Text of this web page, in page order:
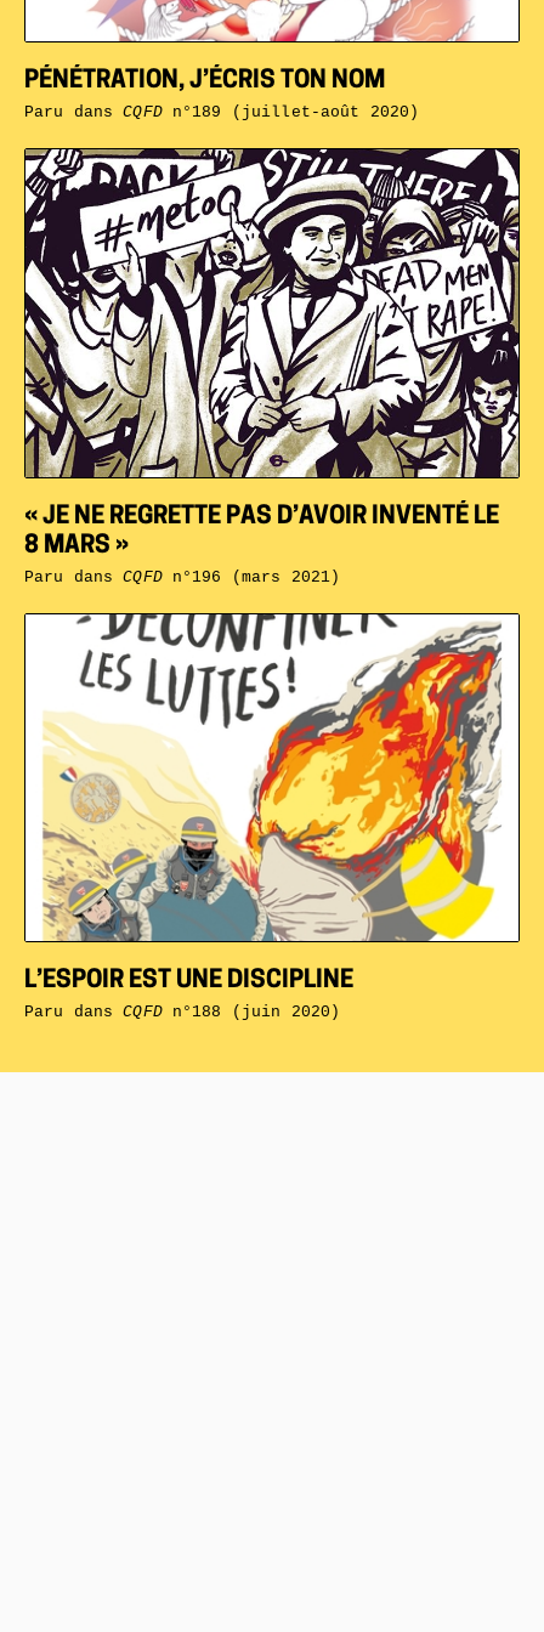
L’ESPOIR EST UNE DISCIPLINE
Paru dansCQFDn°188 (juin 2020)
« JE NE REGRETTE PAS D’AVOIR INVENTÉ LE
8 MARS »
Paru dansCQFDn°196 (mars 2021)
PÉNÉTRATION, J’ÉCRIS TON NOM
Paru dansCQFDn°189 (juillet-août 2020)